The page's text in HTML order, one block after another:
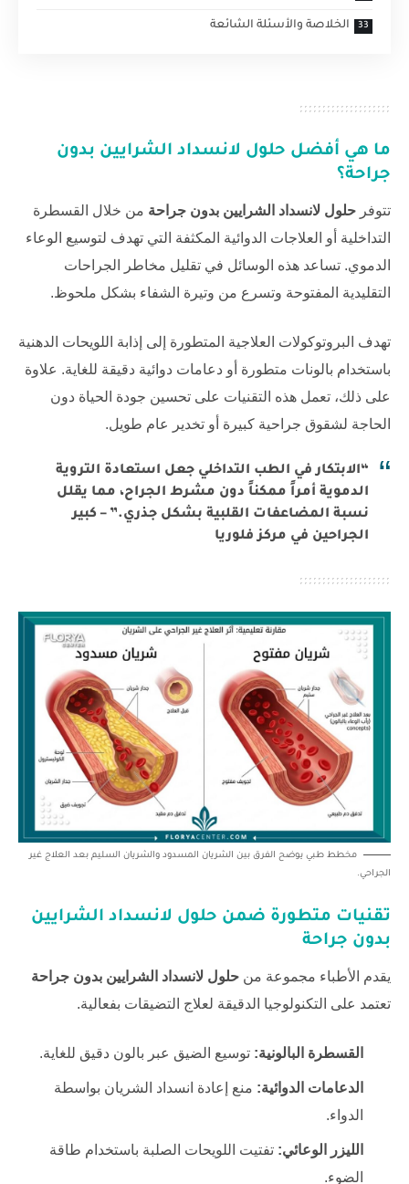
الخلاصة والأسئلة الشائعة
ما هي أفضل حلول لانسداد الشرايين بدون
جراحة؟
تتوفر حلول لانسداد الشرايين بدون جراحة من خلال القسطرة
التداخلية أو العلاجات الدوائية المكثفة التي تهدف لتوسيع الوعاء
الدموي. تساعد هذه الوسائل في تقليل مخاطر الجراحات
التقليدية المفتوحة وتسرع من وتيرة الشفاء بشكل ملحوظ.
تهدف البروتوكولات العلاجية المتطورة إلى إذابة اللويحات الدهنية
باستخدام بالونات متطورة أو دعامات دوائية دقيقة للغاية. علاوة
على ذلك، تعمل هذه التقنيات على تحسين جودة الحياة دون
الحاجة لشقوق جراحية كبيرة أو تخدير عام طويل.
“الابتكار في الطب التداخلي جعل استعادة التروية
الدموية أمراً ممكناً دون مشرط الجراح، مما يقلل
نسبة المضاعفات القلبية بشكل جذري.” – كبير
الجراحين في مركز فلوريا
مخطط طبي يوضح الفرق بين الشريان المسدود والشريان السليم بعد العلاج غير
الجراحي.
تقنيات متطورة ضمن حلول لانسداد الشرايين
بدون جراحة
يقدم الأطباء مجموعة من حلول لانسداد الشرايين بدون جراحة
تعتمد على التكنولوجيا الدقيقة لعلاج التضيقات بفعالية.
القسطرة البالونية: توسيع الضيق عبر بالون دقيق للغاية.
الدعامات الدوائية: منع إعادة انسداد الشريان بواسطة
الدواء.
الليزر الوعائي: تفتيت اللويحات الصلبة باستخدام طاقة
الضوء.